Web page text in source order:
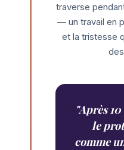
traverse
— un travail en
et la tristesse
"Après
le
comme